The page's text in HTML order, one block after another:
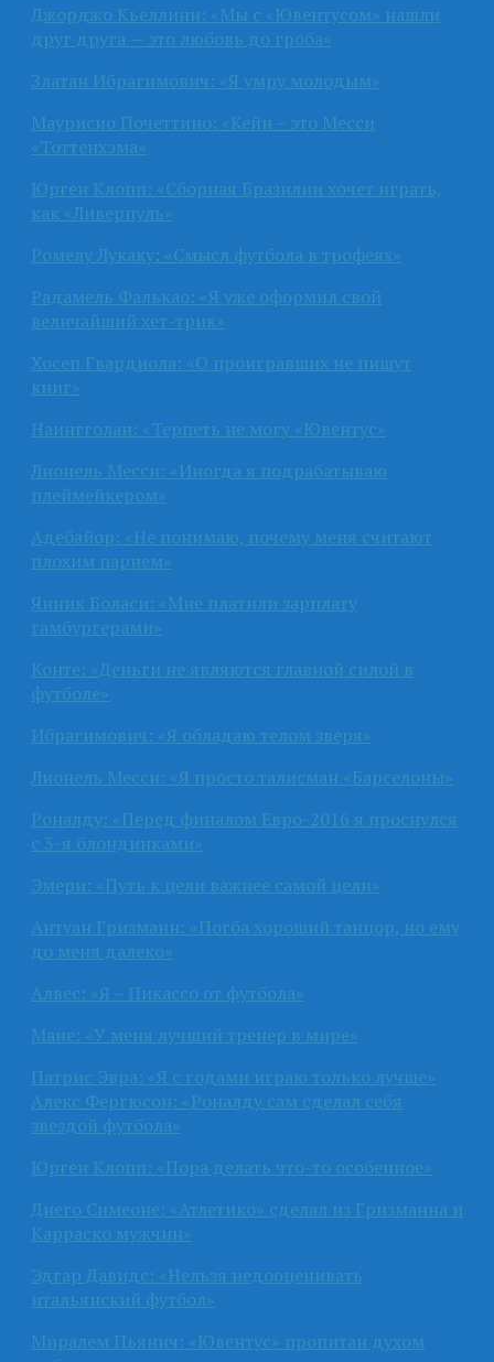
Джорджо Кьеллини: «Мы с «Ювентусом» нашли
друг друга — это любовь до гроба»
Златан Ибрагимович: «Я умру молодым»
Маурисио Почеттино: «Кейн – это Месси
«Тоттенхэма»
Юрген Клопп: «Сборная Бразилии хочет играть,
как «Ливерпуль»
Ромелу Лукаку: «Смысл футбола в трофеях»
Радамель Фалькао: «Я уже оформил свой
величайший хет-трик»
Хосеп Гвардиола: «О проигравших не пишут
книг»
Наингголан: «Терпеть не могу «Ювентус»
Лионель Месси: «Иногда я подрабатываю
плеймейкером»
Адебайор: «Не понимаю, почему меня считают
плохим парнем»
Янник Боласи: «Мне платили зарплату
гамбургерами»
Конте: «Деньги не являются главной силой в
футболе»
Ибрагимович: «Я обладаю телом зверя»
Лионель Месси: «Я просто талисман «Барселоны»
Роналду: «Перед финалом Евро-2016 я проснулся
с 3-я блондинками»
Эмери: «Путь к цели важнее самой цели»
Антуан Гризманн: «Погба хороший танцор, но ему
до меня далеко»
Алвес: «Я – Пикассо от футбола»
Мане: «У меня лучший тренер в мире»
Патрис Эвра: «Я с годами играю только лучше»
Алекс Фергюсон: «Роналду сам сделал себя
звездой футбола»
Юрген Клопп: «Пора делать что-то особенное»
Диего Симеоне: «Атлетико» сделал из Гризманна и
Карраско мужчин»
Эдгар Давидс: «Нельзя недооценивать
итальянский футбол»
Миралем Пьянич: «Ювентус» пропитан духом